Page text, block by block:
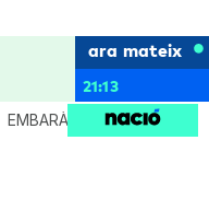
ara mateix
21:13
EMBARÀS CRIANÇA